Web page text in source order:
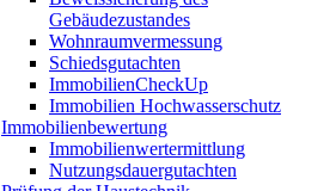
Gebäudezustandes
Wohnraumvermessung
Schiedsgutachten
ImmobilienCheckUp
Immobilien Hochwasserschutz
Immobilienbewertung
Immobilienwertermittlung
Nutzungsdauergutachten